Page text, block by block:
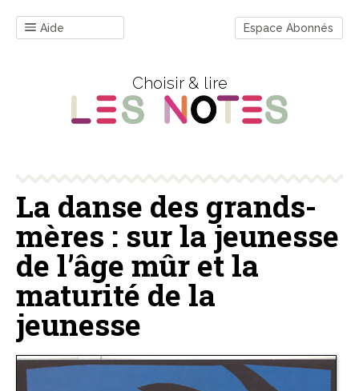
Aide Espace Abonnés
Choisir & lire
La danse des grands-
mères : sur la jeunesse
de l’âge mûr et la
maturité de la
jeunesse